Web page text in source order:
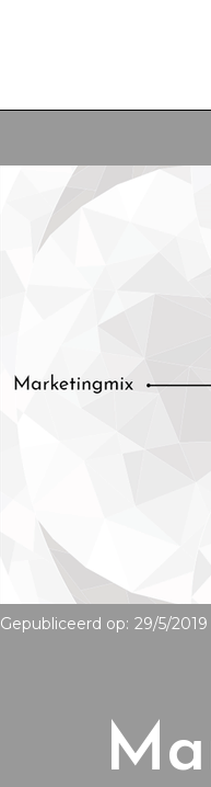
Gepubliceerd op: 29/5/2019